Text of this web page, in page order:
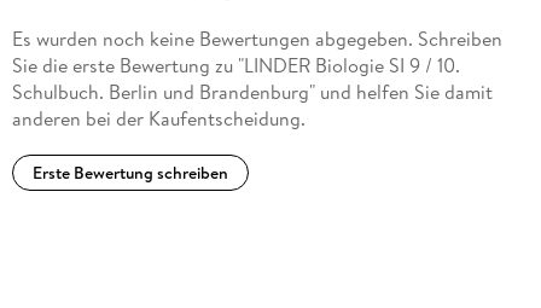
Es wurden noch keine Bewertungen abgegeben. Schreiben
Sie die erste Bewertung zu "LINDER Biologie SI 9 / 10.
Schulbuch. Berlin und Brandenburg" und helfen Sie damit
anderen bei der Kaufentscheidung.
Erste Bewertung schreiben